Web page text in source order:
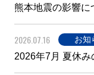
熊本地震の影響に
2026.07.16 お知
2026年7月 夏休み